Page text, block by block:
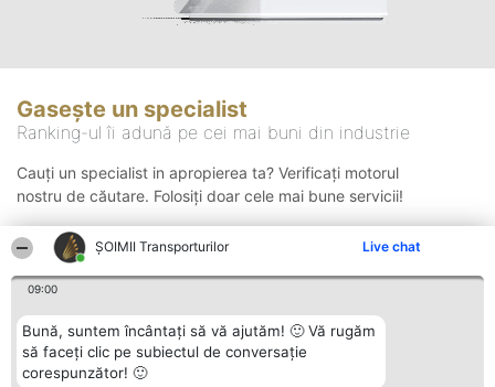
ȘOIMII Transporturilor Live chat
09:00
Bună, suntem încântați să vă ajutăm! 🙂 Vă rugăm
să faceți clic pe subiectul de conversație
corespunzător! 🙂
Gasește un specialist
Ranking-ul îi adună pe cei mai buni din industrie
Cauți un specialist in apropierea ta? Verificați motorul
nostru de căutare. Folosiți doar cele mai bune servicii!